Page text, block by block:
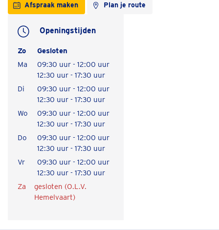
Afspraak maken Plan je route
Openingstijden
Zo
Gesloten
Ma
09:30 uur - 12:00 uur
12:30 uur - 17:30 uur
Di
09:30 uur - 12:00 uur
12:30 uur - 17:30 uur
Wo
09:30 uur - 12:00 uur
12:30 uur - 17:30 uur
Do
09:30 uur - 12:00 uur
12:30 uur - 17:30 uur
Vr
09:30 uur - 12:00 uur
12:30 uur - 17:30 uur
Za
gesloten (O.L.V.
Hemelvaart)